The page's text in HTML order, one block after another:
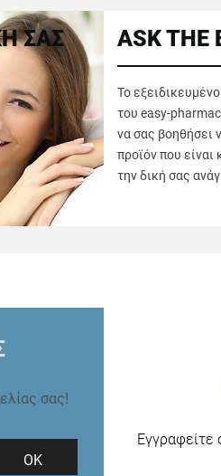
ΣΑΣ ASK THE
Το
του easy-
να σας βοηθήσει
προϊόν που είναι
την δική σας
σας!
ΟΚ
Εγγραφείτε